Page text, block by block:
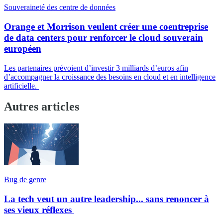
Souveraineté des centre de données
Orange et Morrison veulent créer une coentreprise
de data centers pour renforcer le cloud souverain
européen
Les partenaires prévoient d’investir 3 milliards d’euros afin
d’accompagner la croissance des besoins en cloud et en intelligence
artificielle.
Autres articles
Bug de genre
La tech veut un autre leadership... sans renoncer à
ses vieux réflexes